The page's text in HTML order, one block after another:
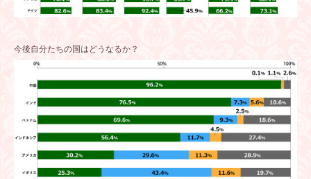
今後自分たちの国はどうなるか？